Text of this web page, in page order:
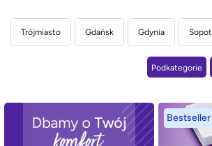
Trójmiasto Gdańsk Gdynia Sopot
Podkategorie
Bestseller